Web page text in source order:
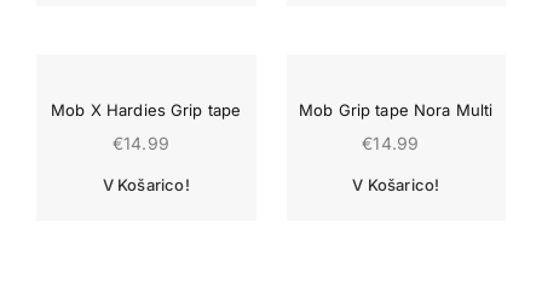
Mob X Hardies Grip tape
€14.99
Mob Grip tape Nora Multi
€14.99